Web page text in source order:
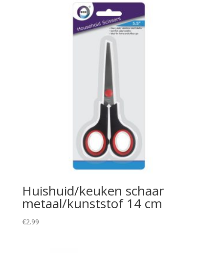
Huishuid/keuken schaar
metaal/kunststof 14 cm
€2.99